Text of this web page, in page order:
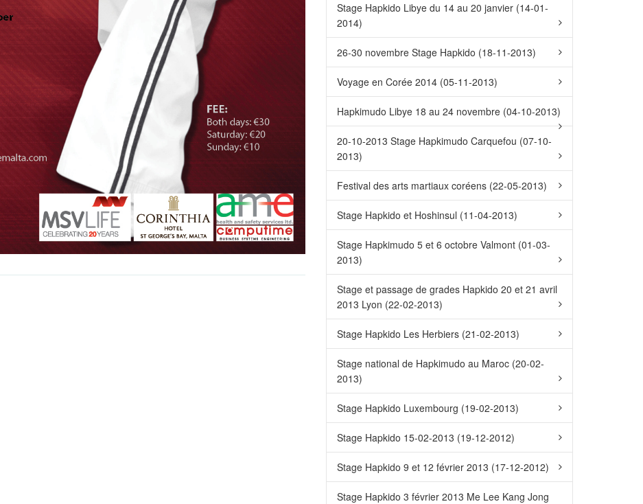
Stage Hapkido Libye du 14 au 20 janvier (14-01-
2014)
26-30 novembre Stage Hapkido (18-11-2013)
Voyage en Corée 2014 (05-11-2013)
Hapkimudo Libye 18 au 24 novembre (04-10-2013)
20-10-2013 Stage Hapkimudo Carquefou (07-10-
2013)
Festival des arts martiaux coréens (22-05-2013)
Stage Hapkido et Hoshinsul (11-04-2013)
Stage Hapkimudo 5 et 6 octobre Valmont (01-03-
2013)
Stage et passage de grades Hapkido 20 et 21 avril
2013 Lyon (22-02-2013)
Stage Hapkido Les Herbiers (21-02-2013)
Stage national de Hapkimudo au Maroc (20-02-
2013)
Stage Hapkido Luxembourg (19-02-2013)
Stage Hapkido 15-02-2013 (19-12-2012)
Stage Hapkido 9 et 12 février 2013 (17-12-2012)
Stage Hapkido 3 février 2013 Me Lee Kang Jong